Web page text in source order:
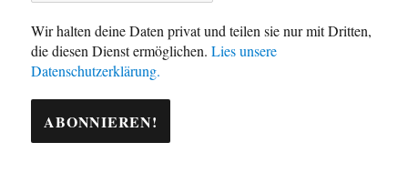
Wir halten deine Daten privat und teilen sie nur mit Dritten,
die diesen Dienst ermöglichen.Lies unsere
Datenschutzerklärung.